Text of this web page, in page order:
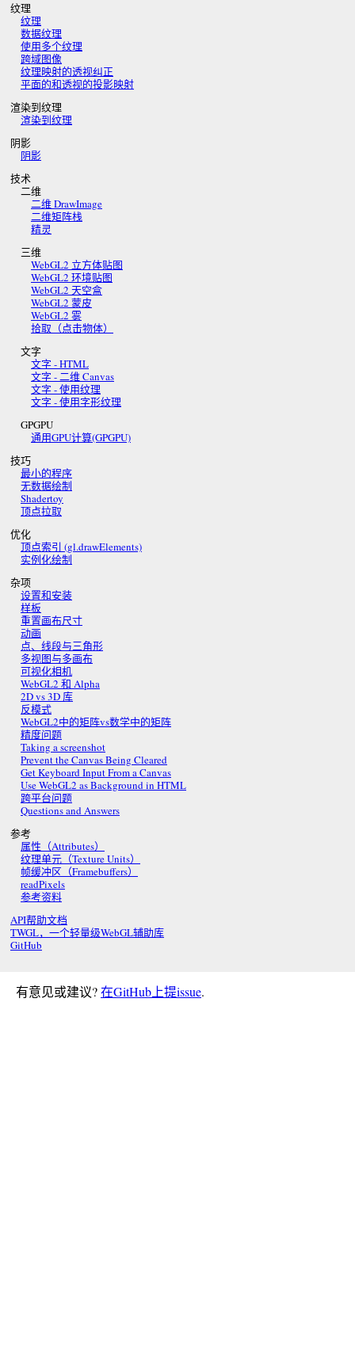
纹理
纹理
数据纹理
使用多个纹理
跨域图像
纹理映射的透视纠正
平面的和透视的投影映射
渲染到纹理
渲染到纹理
阴影
阴影
技术
二维
二维 DrawImage
二维矩阵栈
精灵
三维
WebGL2 立方体贴图
WebGL2 环境贴图
WebGL2 天空盒
WebGL2 蒙皮
WebGL2 雾
拾取（点击物体）
文字
文字 - HTML
文字 - 二维 Canvas
文字 - 使用纹理
文字 - 使用字形纹理
GPGPU
通用GPU计算(GPGPU)
技巧
最小的程序
无数据绘制
Shadertoy
顶点拉取
优化
顶点索引 (gl.drawElements)
实例化绘制
杂项
设置和安装
样板
重置画布尺寸
动画
点、线段与三角形
多视图与多画布
可视化相机
WebGL2 和 Alpha
2D vs 3D 库
反模式
WebGL2中的矩阵vs数学中的矩阵
精度问题
Taking a screenshot
Prevent the Canvas Being Cleared
Get Keyboard Input From a Canvas
Use WebGL2 as Background in HTML
跨平台问题
Questions and Answers
参考
属性（Attributes）
纹理单元（Texture Units）
帧缓冲区（Framebuffers）
readPixels
参考资料
API帮助文档
TWGL，一个轻量级WebGL辅助库
GitHub
有意见或建议?在GitHub上提issue.